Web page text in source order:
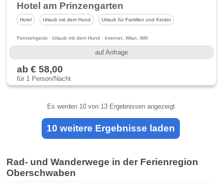
Hotel am Prinzengarten
Hotel Urlaub mit dem Hund Urlaub für Familien und Kinder
Fernsehgerät · Urlaub mit dem Hund · Internet, Wlan, Wifi
auf Anfrage
ab € 58,00
für 1 Person/Nacht
Es werden 10von 13 Ergebnissen angezeigt
10 weitere Ergebnisse laden
Rad- und Wanderwege in der Ferienregion
Oberschwaben